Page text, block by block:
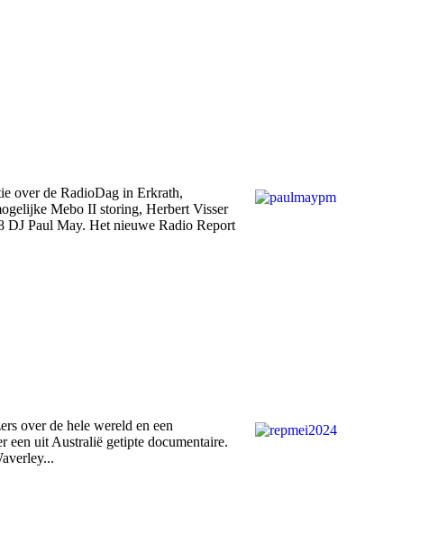
over de RadioDag in Erkrath,
Mebo II storing, Herbert Visser
DJ Paul May. Het nieuwe Radio Report
over de hele wereld en een
een uit Australië getipte documentaire.